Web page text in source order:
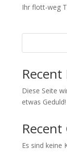
Ihr flott-weg
Recent
Diese Seite
etwas Geduld!
Es sind keine